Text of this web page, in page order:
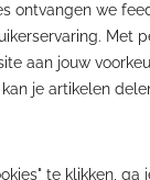
ontvangen we
Met
aan jouw
je artikelen
te klikken, ga
logistieke sector
je gratis
update